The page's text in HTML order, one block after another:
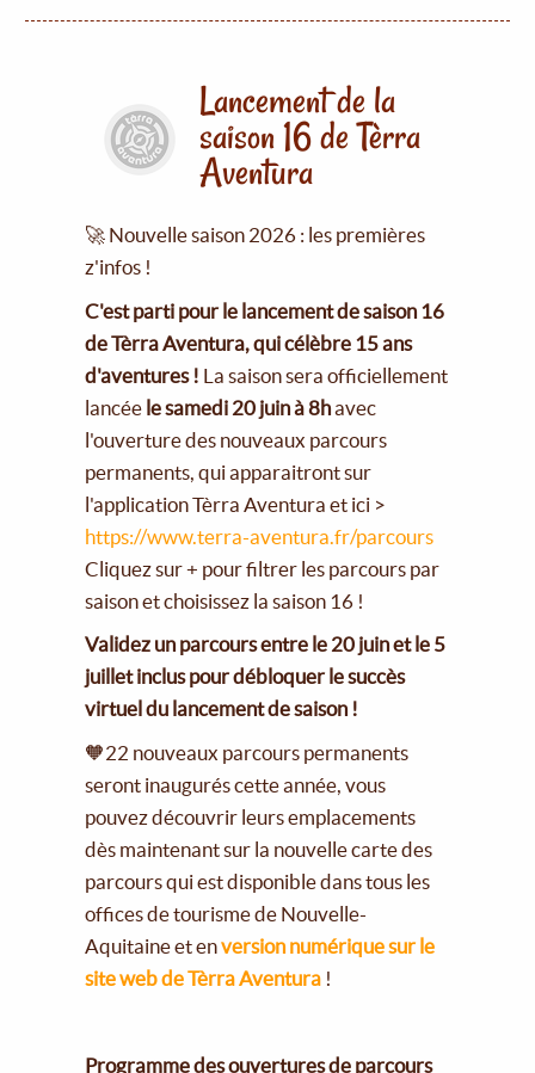
Lancement de la
saison 16 de Tèrra
Aventura
🚀 Nouvelle saison 2026 : les premières
z'infos !
C'est parti pour le lancement de saison 16
de Tèrra Aventura, qui célèbre 15 ans
d'aventures ! La saison sera officiellement
lancée le samedi 20 juin à 8havec
l'ouverture des nouveaux parcours
permanents, qui apparaitront sur
l'application Tèrra Aventura et ici >
https://www.terra-aventura.fr/parcours
Cliquez sur + pour filtrer les parcours par
saison et choisissez la saison 16 !
Validez un parcours entre le 20 juin et le 5
juillet inclus pour débloquer le succès
virtuel du lancement de saison !
🧡22 nouveaux parcours permanents
seront inaugurés cette année, vous
pouvez découvrir leurs emplacements
dès maintenant sur la nouvelle carte des
parcours qui est disponible dans tous les
offices de tourisme de Nouvelle-
Aquitaine et enversion numérique sur le
site web de Tèrra Aventura !
Programme des ouvertures de parcours